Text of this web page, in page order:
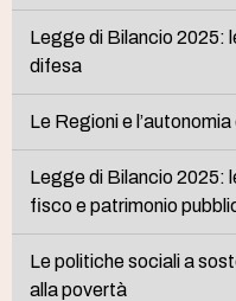
Legge di Bilancio 2025:
difesa
Le Regioni e
Legge di Bilancio 2025:
fisco e patrimonio
Le politiche sociali a
alla povertà